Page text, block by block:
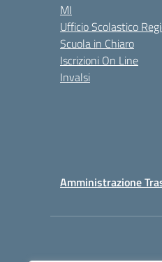
MI
Ufficio Scolastico
Scuola in Chiaro
Iscrizioni On Line
Invalsi
Amministrazione